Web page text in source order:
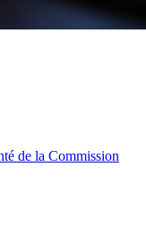
de la Commission